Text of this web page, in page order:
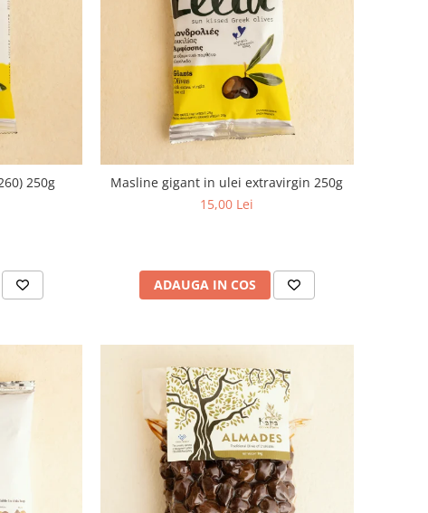
250g
Masline gigant in ulei extravirgin 250g
15,00 Lei
ADAUGA IN COS